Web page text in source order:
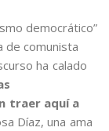
democrático”
de comunista
ha calado
traer aquí a
Díaz, una ama